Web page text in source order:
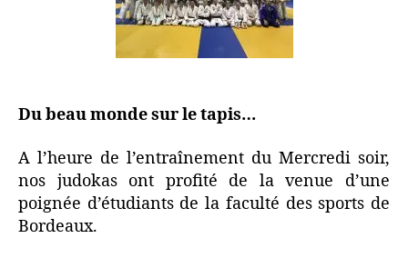
Du beau monde sur le tapis…
A l’heure de l’entraînement du Mercredi soir,
nos judokas ont profité de la venue d’une
poignée d’étudiants de la faculté des sports de
Bordeaux.